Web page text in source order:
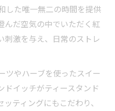
した唯一無二の時間を提供
んだ空気の中でいただく紅
刺激を与え、日常のストレ
ツやハーブを使ったスイー
ドイッチがティースタンド
ティングにもこだわり、